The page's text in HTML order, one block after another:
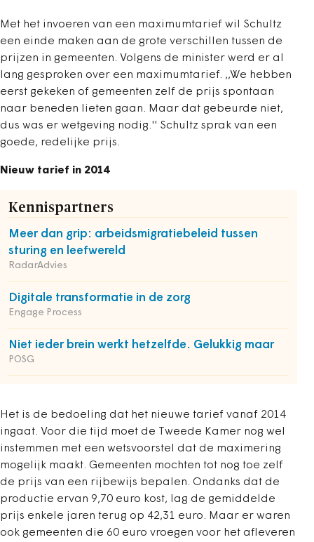
Met het invoeren van een maximumtarief wil Schultz
een einde maken aan de grote verschillen tussen de
prijzen in gemeenten. Volgens de minister werd er al
lang gesproken over een maximumtarief. ,,We hebben
eerst gekeken of gemeenten zelf de prijs spontaan
naar beneden lieten gaan. Maar dat gebeurde niet,
dus was er wetgeving nodig.'' Schultz sprak van een
goede, redelijke prijs.
Nieuw tarief in 2014
Kennispartners
Meer dan grip: arbeidsmigratiebeleid tussen
sturing en leefwereld
RadarAdvies
Digitale transformatie in de zorg
Engage Process
Niet ieder brein werkt hetzelfde. Gelukkig maar
POSG
Het is de bedoeling dat het nieuwe tarief vanaf 2014
ingaat. Voor die tijd moet de Tweede Kamer nog wel
instemmen met een wetsvoorstel dat de maximering
mogelijk maakt. Gemeenten mochten tot nog toe zelf
de prijs van een rijbewijs bepalen. Ondanks dat de
productie ervan 9,70 euro kost, lag de gemiddelde
prijs enkele jaren terug op 42,31 euro. Maar er waren
ook gemeenten die 60 euro vroegen voor het afleveren